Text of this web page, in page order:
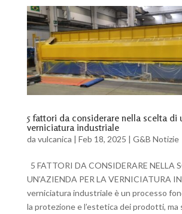
5 fattori da considerare nella scelta di
verniciatura industriale
da vulcanica | Feb 18, 2025 | G&B Notizie
5 FATTORI DA CONSIDERARE NELLA
UN’AZIENDA PER LA VERNICIATURA
verniciatura industriale è un processo
la protezione e l’estetica dei prodotti, ma